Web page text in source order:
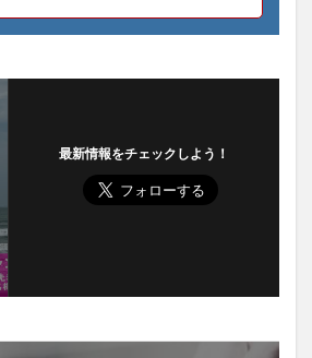
最新情報をチェックしよう！